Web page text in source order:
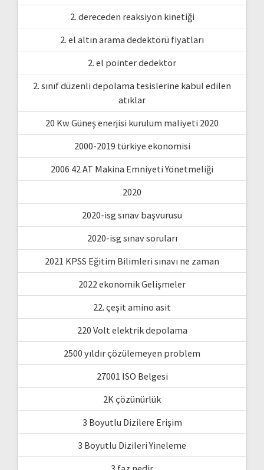
2. dereceden reaksiyon kinetiği
2. el altın arama dedektörü fiyatları
2. el pointer dedektör
2. sınıf düzenli depolama tesislerine kabul edilen
atıklar
20 Kw Güneş enerjisi kurulum maliyeti 2020
2000-2019 türkiye ekonomisi
2006 42 AT Makina Emniyeti Yönetmeliği
2020
2020-isg sınav başvurusu
2020-isg sınav soruları
2021 KPSS Eğitim Bilimleri sınavı ne zaman
2022 ekonomik Gelişmeler
22. çeşit amino asit
220 Volt elektrik depolama
2500 yıldır çözülemeyen problem
27001 ISO Belgesi
2K çözünürlük
3 Boyutlu Dizilere Erişim
3 Boyutlu Dizileri Yineleme